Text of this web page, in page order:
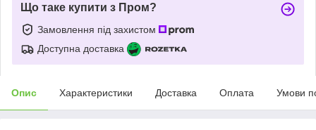
Що таке купити з Пром?
Замовлення під захистом
Доступна доставка
Опис Характеристики Доставка Оплата Умови